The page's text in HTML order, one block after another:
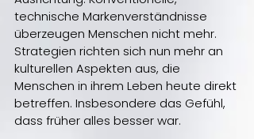
technische Markenverständnisse
überzeugen Menschen nicht mehr.
Strategien richten sich nun mehr an
kulturellen Aspekten aus, die
Menschen in ihrem Leben heute direkt
betreffen. Insbesondere das Gefühl,
dass früher alles besser war.